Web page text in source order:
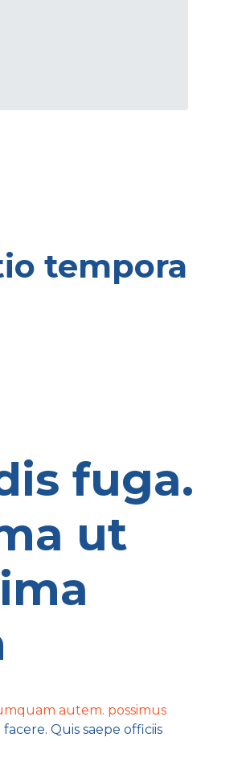
tempora
fuga.
ut
autem. possimus
facere. Quis saepe officiis